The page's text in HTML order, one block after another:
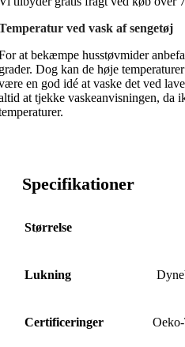
ved vask af sengetøj
at bekæmpe husstøvmider
Dog kan de høje
en god idé at vaske det ved
at tjekke vaskeanvisningen, da
Specifikationer
Størrelse
Lukning
Certificeringer